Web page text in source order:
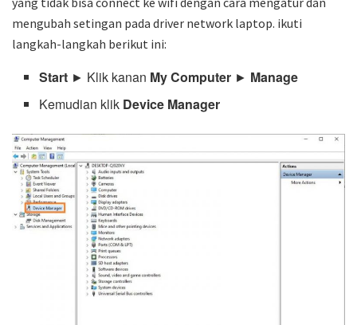
mengubah setingan pada driver network laptop. ikuti
langkah-langkah berikut ini:
Start ► Klik kanan My Computer ► Manage
Kemudian klik Device Manager